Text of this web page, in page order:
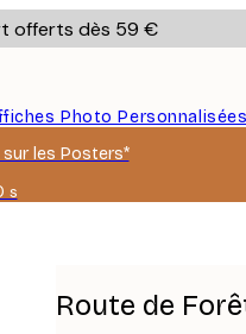
offerts dès 59 €
Photo
les Posters*
s
Route de